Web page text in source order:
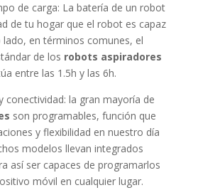
de carga: La batería de un robot
de tu hogar que el robot es capaz
en términos comunes, el
de los robots aspiradores
entre las 1.5h y las 6h.
conectividad: la gran mayoría de
son programables, función que
y flexibilidad en nuestro día
modelos llevan integrados
así ser capaces de programarlos
móvil en cualquier lugar.